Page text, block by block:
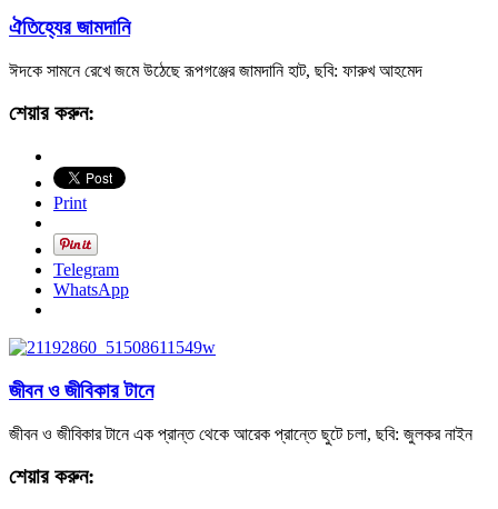
ঐতিহ্যের জামদানি
ঈদকে সামনে রেখে জমে উঠেছে রূপগঞ্জের জামদানি হাট, ছবি: ফারুখ আহমেদ
শেয়ার করুন:
Print
Telegram
WhatsApp
জীবন ও জীবিকার টানে
জীবন ও জীবিকার টানে এক প্রান্ত থেকে আরেক প্রান্তে ছুটে চলা, ছবি: জুলকর নাইন
শেয়ার করুন: